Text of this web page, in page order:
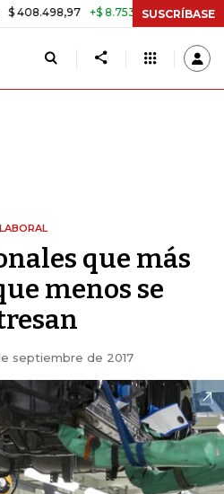
+$ 8.753,81 +2,19% TASA DE
SUSCRÍBASE
LABORAL
que más
menos se
septiembre de 2017